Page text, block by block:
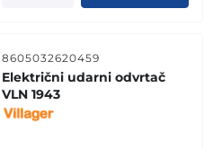
8605032620459
Električni udarni odvrtač
VLN 1943